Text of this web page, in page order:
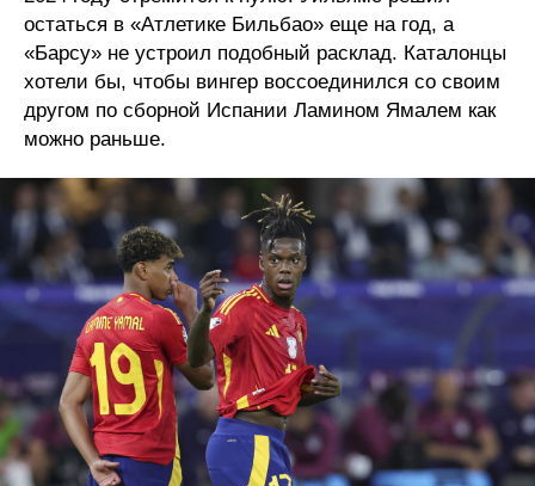
остаться в «Атлетике Бильбао» еще на год, а
«Барсу» не устроил подобный расклад. Каталонцы
хотели бы, чтобы вингер воссоединился со своим
другом по сборной Испании Ламином Ямалем как
можно раньше.